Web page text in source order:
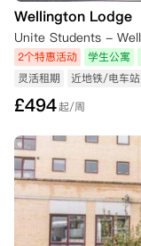
Wellington Lodge
2个特惠活动 学生公寓
灵活租期
近地铁/电车站
£494起/周